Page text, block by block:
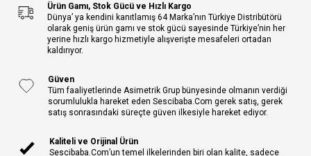
Ürün Gamı, Stok Gücü ve Hızlı Kargo
Dünya’ ya kendini kanıtlamış 64 Marka’nın Türkiye Distribütörü
olarak geniş ürün gamı ve stok gücü sayesinde Türkiye’nin her
yerine hızlı kargo hizmetiyle alışverişte mesafeleri ortadan
kaldırıyor.
Güven
Tüm faaliyetlerinde Asimetrik Grup bünyesinde olmanın verdiği
sorumlulukla hareket eden Sescibaba.Com gerek satış, gerek
satış sonrasındaki süreçte güven ilkesiyle hareket ediyor.
Kaliteli ve Orijinal Ürün
Sescibaba.Com’un temel ilkelerinden biri olan kalite, sadece